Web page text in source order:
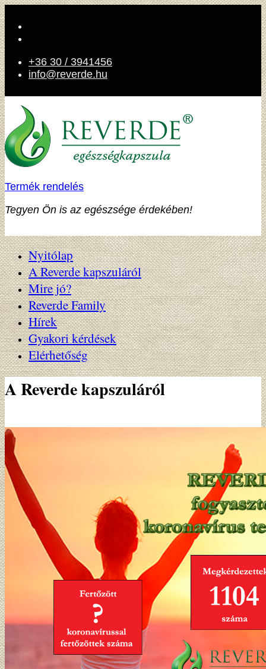
+36 30 / 3941456
info@reverde.hu
Termék rendelés
Tegyen Ön is az egészsége érdekében!
Nyitólap
A Reverde kapszuláról
Mire jó?
Reverde Family
Hírek
Gyakori kérdések
Elérhetőség
A Reverde kapszuláról